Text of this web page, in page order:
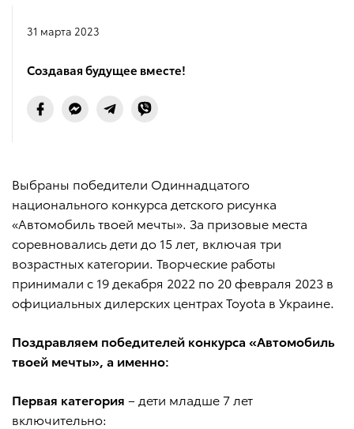
31 марта 2023
Создавая будущее вместе!
Выбраны победители Одиннадцатого
национального конкурса детского рисунка
«Автомобиль твоей мечты». За призовые места
соревновались дети до 15 лет, включая три
возрастных категории. Творческие работы
принимали с 19 декабря 2022 по 20 февраля 2023 в
официальных дилерских центрах Toyota в Украине.
Поздравляем победителей конкурса «Автомобиль
твоей мечты», а именно:
Первая категория – дети младше 7 лет
включительно: